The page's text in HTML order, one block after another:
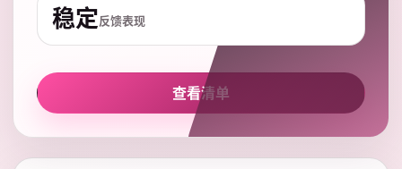
稳定反馈表现
查看清单